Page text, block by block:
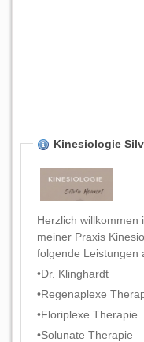
Kinesiologie
Herzlich willkommen
meiner Praxis
folgende Leistungen
•Dr. Klinghardt
•Regenaplexe
•Floriplexe Therapie
•Solunate Therapie